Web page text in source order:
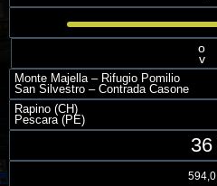
o
v
Monte Majella – Rifugio Pomilio
San Silvestro – Contrada Casone
Rapino (CH)
Pescara (PE)
36
594,0